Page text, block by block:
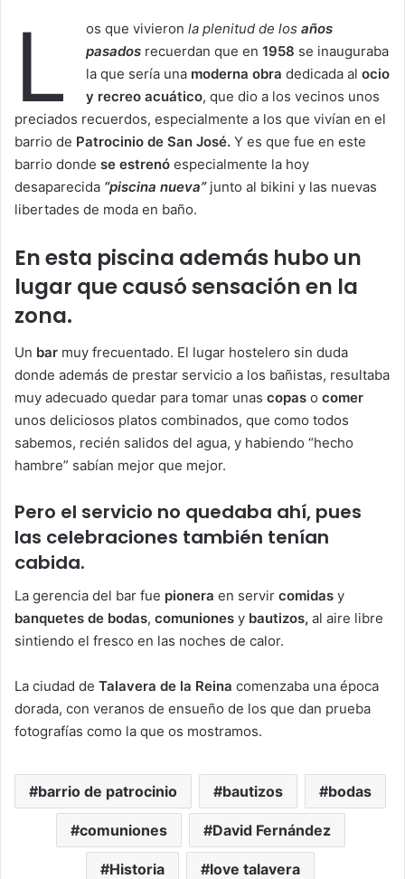
L os que vivieron la plenitud de los años
pasados recuerdan que en 1958 se inauguraba
la que sería una moderna obra dedicada al ocio
y recreo acuático, que dio a los vecinos unos
preciados recuerdos, especialmente a los que vivían en el
barrio de Patrocinio de San José. Y es que fue en este
barrio donde se estrenó especialmente la hoy
desaparecida “piscina nueva”junto al bikini y las nuevas
libertades de moda en baño.
En esta piscina además hubo un
lugar que causó sensación en la
zona.
Un bar muy frecuentado. El lugar hostelero sin duda
donde además de prestar servicio a los bañistas, resultaba
muy adecuado quedar para tomar unas copas o comer
unos deliciosos platos combinados, que como todos
sabemos, recién salidos del agua, y habiendo “hecho
hambre” sabían mejor que mejor.
Pero el servicio no quedaba ahí, pues
las celebraciones también tenían
cabida.
La gerencia del bar fue pionera en servir comidas y
banquetes de bodas, comuniones y bautizos, al aire libre
sintiendo el fresco en las noches de calor.
La ciudad de Talavera de la Reina comenzaba una época
dorada, con veranos de ensueño de los que dan prueba
fotografías como la que os mostramos.
barrio de patrocinio bautizos bodas
comuniones David Fernández
Historia love talavera